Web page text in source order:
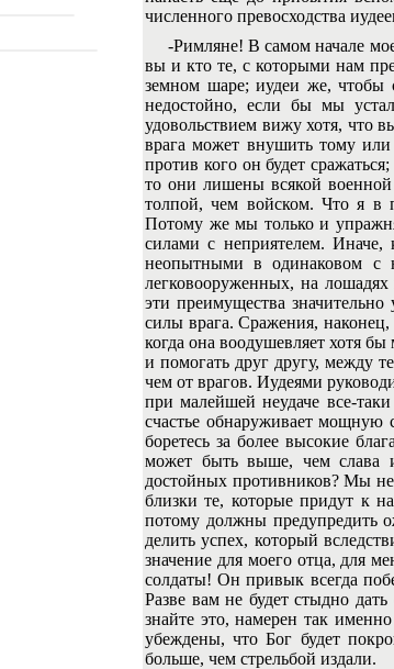
численного превосходства
-Римляне! В самом начале
вы и кто те, с которыми нам
земном шаре; иудеи же, чтобы
недостойно, если бы мы
удовольствием вижу хотя, что
врага может внушить тому
против кого он будет
то они лишены всякой
толпой, чем войском. Что я в
Потому же мы только и
силами с неприятелем. Иначе,
неопытными в одинаковом с
легковооруженных, на
эти преимущества
силы врага. Сражения,
когда она воодушевляет хотя
и помогать друг другу, между
чем от врагов. Иудеями
при малейшей неудаче все-
счастье обнаруживает мощную
боретесь за более высокие
может быть выше, чем слава
достойных противников? Мы не
близки те, которые придут к
потому должны предупредить
делить успех, который
значение для моего отца, для
солдаты! Он привык всегда
Разве вам не будет стыдно
знайте это, намерен так
убеждены, что Бог будет
больше, чем стрельбой издали.